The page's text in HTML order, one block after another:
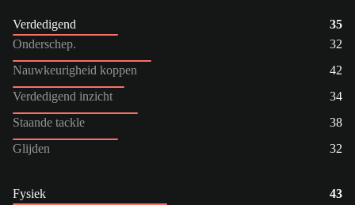
Verdedigend
35
Onderschep.
32
Nauwkeurigheid koppen
42
Verdedigend inzicht
34
Staande tackle
38
Glijden
32
Fysiek
43